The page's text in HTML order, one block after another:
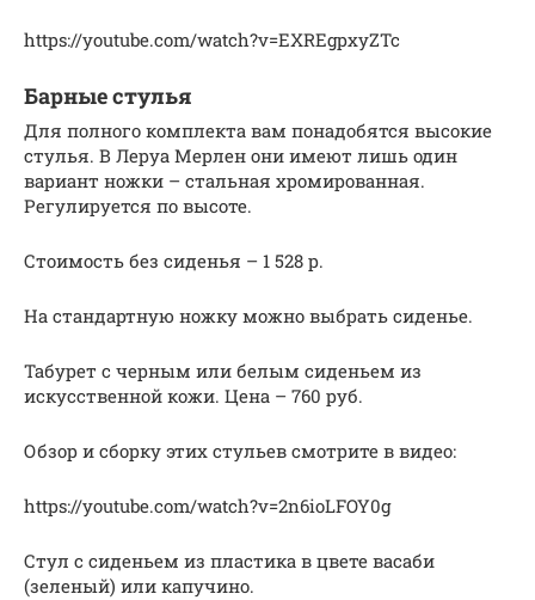
https://youtube.com/watch?v=EXREgpxyZTc
Барные стулья
Для полного комплекта вам понадобятся высокие
стулья. В Леруа Мерлен они имеют лишь один
вариант ножки – стальная хромированная.
Регулируется по высоте.
Стоимость без сиденья – 1 528 р.
На стандартную ножку можно выбрать сиденье.
Табурет с черным или белым сиденьем из
искусственной кожи. Цена – 760 руб.
Обзор и сборку этих стульев смотрите в видео:
https://youtube.com/watch?v=2n6ioLFOY0g
Стул с сиденьем из пластика в цвете васаби
(зеленый) или капучино.